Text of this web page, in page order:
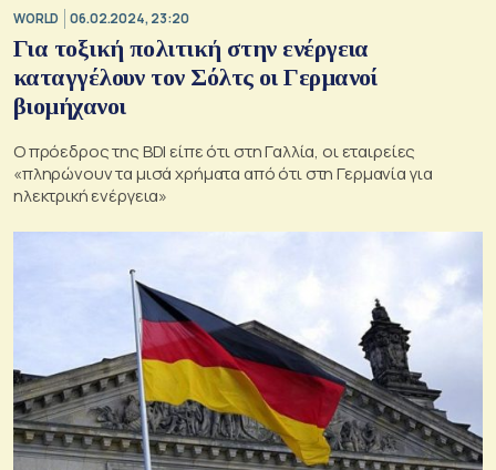
WORLD 06.02.2024, 23:20
Για τοξική πολιτική στην ενέργεια
καταγγέλουν τον Σόλτς οι Γερμανοί
βιομήχανοι
Ο πρόεδρος της BDI είπε ότι στη Γαλλία, οι εταιρείες
«πληρώνουν τα μισά χρήματα από ότι στη Γερμανία για
ηλεκτρική ενέργεια»